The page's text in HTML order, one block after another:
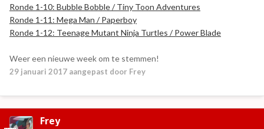
Ronde 1-10: Bubble Bobble / Tiny Toon Adventures
Ronde 1-11: Mega Man / Paperboy
Ronde 1-12: Teenage Mutant Ninja Turtles / Power Blade
Weer een nieuwe week om te stemmen!
29 januari 2017 aangepast door Frey
Frey